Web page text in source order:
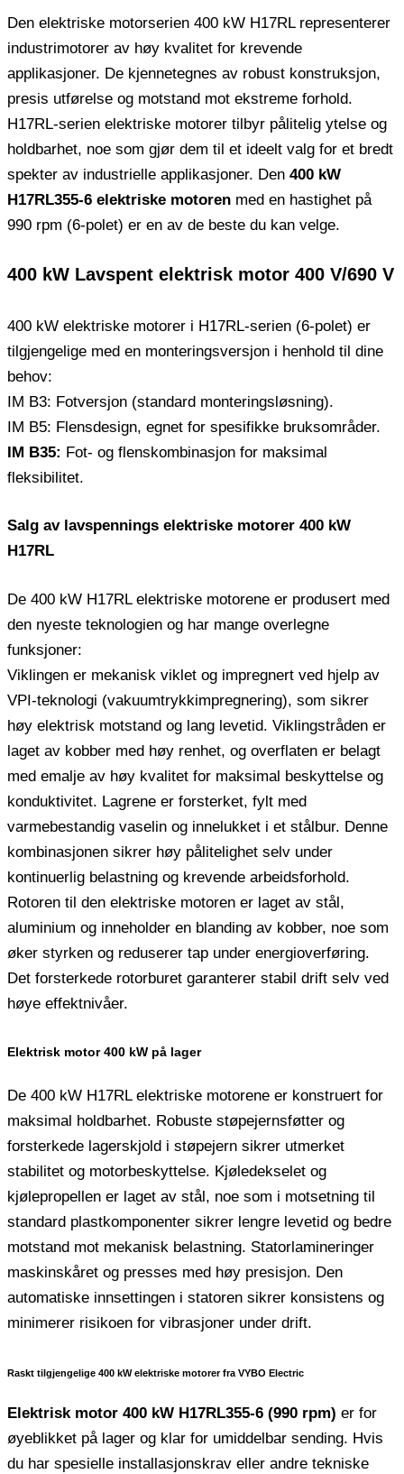
Den elektriske motorserien 400 kW H17RL representerer
industrimotorer av høy kvalitet for krevende
applikasjoner. De kjennetegnes av robust konstruksjon,
presis utførelse og motstand mot ekstreme forhold.
H17RL-serien elektriske motorer tilbyr pålitelig ytelse og
holdbarhet, noe som gjør dem til et ideelt valg for et bredt
spekter av industrielle applikasjoner. Den 400 kW
H17RL355-6 elektriske motoren med en hastighet på
990 rpm (6-polet) er en av de beste du kan velge.
400 kW Lavspent elektrisk motor 400 V/690 V
400 kW elektriske motorer i H17RL-serien (6-polet) er
tilgjengelige med en monteringsversjon i henhold til dine
behov:
IM B3: Fotversjon (standard monteringsløsning).
IM B5: Flensdesign, egnet for spesifikke bruksområder.
IM B35: Fot- og flenskombinasjon for maksimal
fleksibilitet.
Salg av lavspennings elektriske motorer 400 kW
H17RL
De 400 kW H17RL elektriske motorene er produsert med
den nyeste teknologien og har mange overlegne
funksjoner:
Viklingen er mekanisk viklet og impregnert ved hjelp av
VPI-teknologi (vakuumtrykkimpregnering), som sikrer
høy elektrisk motstand og lang levetid. Viklingstråden er
laget av kobber med høy renhet, og overflaten er belagt
med emalje av høy kvalitet for maksimal beskyttelse og
konduktivitet. Lagrene er forsterket, fylt med
varmebestandig vaselin og innelukket i et stålbur. Denne
kombinasjonen sikrer høy pålitelighet selv under
kontinuerlig belastning og krevende arbeidsforhold.
Rotoren til den elektriske motoren er laget av stål,
aluminium og inneholder en blanding av kobber, noe som
øker styrken og reduserer tap under energioverføring.
Det forsterkede rotorburet garanterer stabil drift selv ved
høye effektnivåer.
Elektrisk motor 400 kW på lager
De 400 kW H17RL elektriske motorene er konstruert for
maksimal holdbarhet. Robuste støpejernsføtter og
forsterkede lagerskjold i støpejern sikrer utmerket
stabilitet og motorbeskyttelse. Kjøledekselet og
kjølepropellen er laget av stål, noe som i motsetning til
standard plastkomponenter sikrer lengre levetid og bedre
motstand mot mekanisk belastning. Statorlamineringer
maskinskåret og presses med høy presisjon. Den
automatiske innsettingen i statoren sikrer konsistens og
minimerer risikoen for vibrasjoner under drift.
Raskt tilgjengelige 400 kW elektriske motorer fra VYBO Electric
Elektrisk motor 400 kW H17RL355-6 (990 rpm) er for
øyeblikket på lager og klar for umiddelbar sending. Hvis
du har spesielle installasjonskrav eller andre tekniske